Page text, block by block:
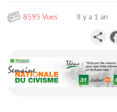
8595 Vues Il y a 1 an